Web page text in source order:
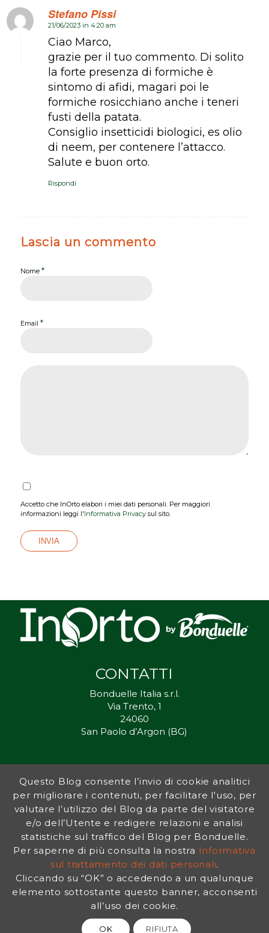
Stefano Pissi
dice:
21/06/2023 in 4:20 am
Ciao Marco,
grazie per il tuo commento. Di solito
la forte presenza di formiche è
sintomo di afidi, magari poi le
formiche rosicchiano anche i teneri
fusti della patata.
Consiglio insetticidi biologici, es olio
di neem, per contenere l’attacco.
Salute e buon orto.
Rispondi
Lascia un commento
Nome *
Email *
Accetto che InOrto elabori i miei dati personali. Per maggiori
informazioni leggi l'Informativa Privacysul sito.
CONTATTI
Bonduelle Italia s.r.l.
Via Trento, 1
24060
San Paolo d’Argon (BG)
Inorto.org è dal 2011 il punto di riferimento per gli ortisti italiani, e
fornisce preziosi consigli sia ai più esperti che a nuovi interessati.
L’obiettivo di Bonduelle è ispirare la transizione verso una dieta a
base vegetale per contribuire al benessere delle persone e del
pianeta. In questo contesto si inserisce InOrto, simbolo dell’amore
per la terra e del rispetto dell’ambiente.
INFORMATIVA PRIVACY| NOTE LEGALI
Questo Blog consente l’invio di cookie analitici
per migliorare i contenuti, per facilitare l'uso, per
valutare l’utilizzo del Blog da parte del visitatore
e/o dell’Utente e redigere relazioni e analisi
statistiche sul traffico del Blog per Bonduelle.
Per saperne di più consulta la nostra Informativa
sul trattamento dei dati personali.
Cliccando su “OK” o accedendo a un qualunque
elemento sottostante questo banner, acconsenti
all’uso dei cookie.
OK RIFIUTA